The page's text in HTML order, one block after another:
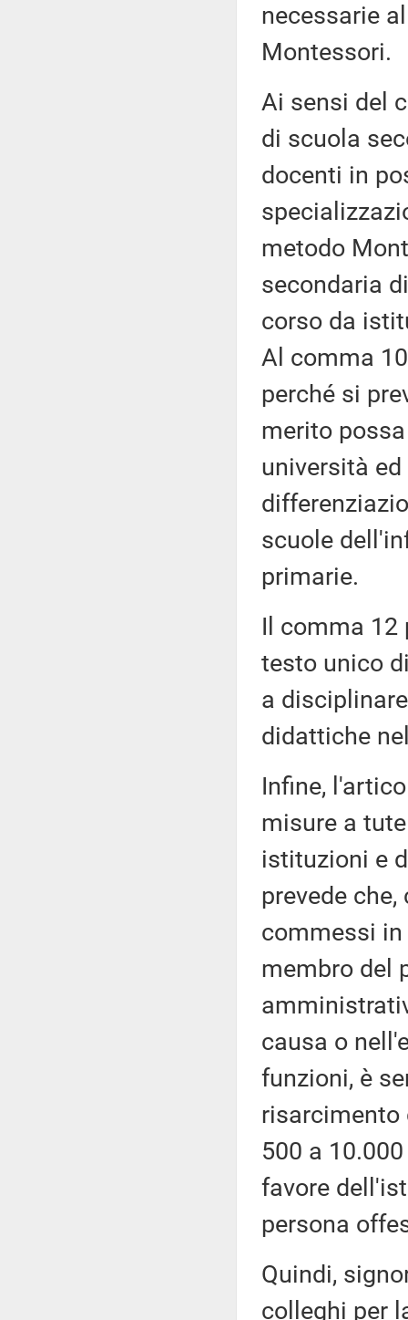
necessarie
Montessori.
Ai sensi del
di scuola
docenti in
metodo
secondaria
corso da
Al comma
perché si
merito
università
scuole
primarie.
Il comma 12
testo unico
a
didattiche
Infine,
misure a
istituzioni e
prevede
commessi
membro del
causa o
funzioni, è
risarcimento
500 a
favore
persona
Quindi,
colleghi per